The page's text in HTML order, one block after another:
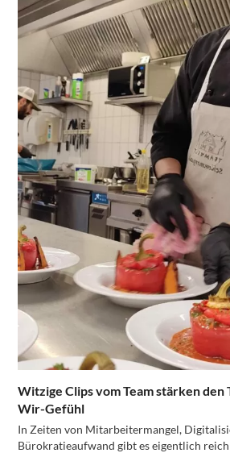
Witzige Clips vom Team stärken den
Wir-Gefühl
In Zeiten von Mitarbeitermangel,
Bürokratieaufwand gibt es eigentlich